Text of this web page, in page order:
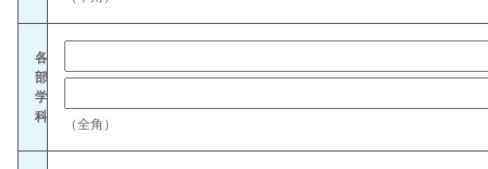
各
部
学
科
（全角）